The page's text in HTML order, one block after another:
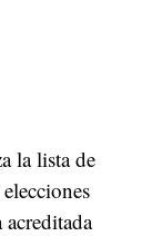
la lista de